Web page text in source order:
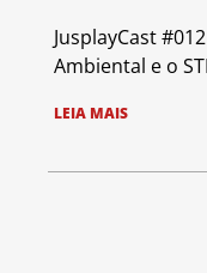
JusplayCast
Ambiental e o
LEIA MAIS